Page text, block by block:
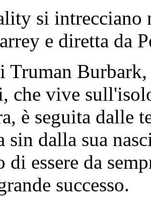
si intrecciano
e diretta da
Truman
che vive
è seguita dalle
sin dalla sua
di essere da
successo.